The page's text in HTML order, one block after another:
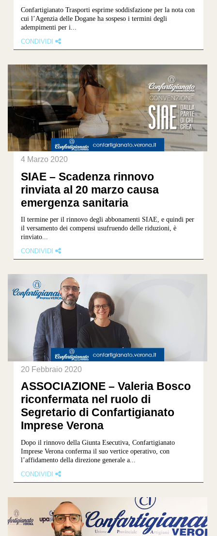
Confartigianato Trasporti esprime soddisfazione per la nota con
cui l’Agenzia delle Dogane ha sospeso i termini degli
adempimenti per i...
CONDIVIDI
4 Marzo 2020
SIAE – Scadenza rinnovo
rinviata al 20 marzo causa
emergenza sanitaria
Il termine per il rinnovo degli abbonamenti SIAE, e quindi per
il versamento dei compensi usufruendo delle riduzioni, è
rinviato...
CONDIVIDI
20 Febbraio 2020
ASSOCIAZIONE – Valeria Bosco
riconfermata nel ruolo di
Segretario di Confartigianato
Imprese Verona
Dopo il rinnovo della Giunta Esecutiva, Confartigianato
Imprese Verona conferma il suo vertice operativo, con
l’affidamento della direzione generale a...
CONDIVIDI